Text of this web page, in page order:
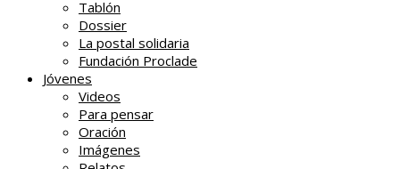
Tablón
Dossier
La postal solidaria
Fundación Proclade
Jóvenes
Videos
Para pensar
Oración
Imágenes